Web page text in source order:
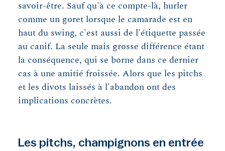
savoir-être. Sauf qu'à ce compte-là, hurler
comme un goret lorsque le camarade est en
haut du swing, c'est aussi de l'étiquette passée
au canif. La seule mais grosse différence étant
la conséquence, qui se borne dans ce dernier
cas à une amitié froissée. Alors que les pitchs
et les divots laissés à l'abandon ont des
implications concrètes.
Les pitchs, champignons en entrée